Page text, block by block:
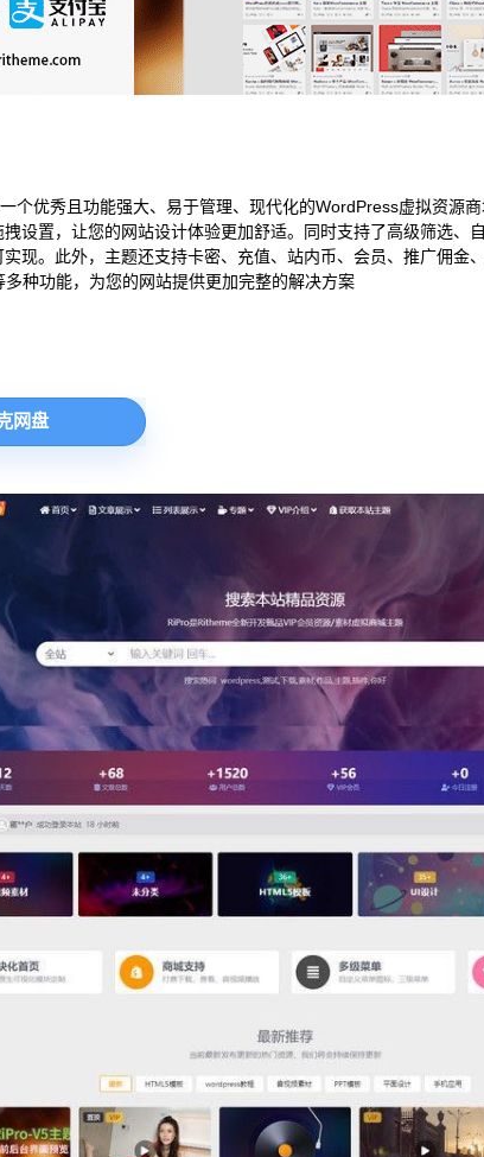
个优秀且功能强大、易于管理、现代化的WordPress虚拟资源
设置，让您的网站设计体验更加舒适。同时支持了高级筛选、
现。此外，主题还支持卡密、充值、站内币、会员、推广佣金
种功能，为您的网站提供更加完整的解决方案
网盘